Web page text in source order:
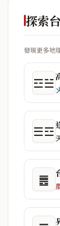
探索
發現更多地
☲☱
☰☲
䷌